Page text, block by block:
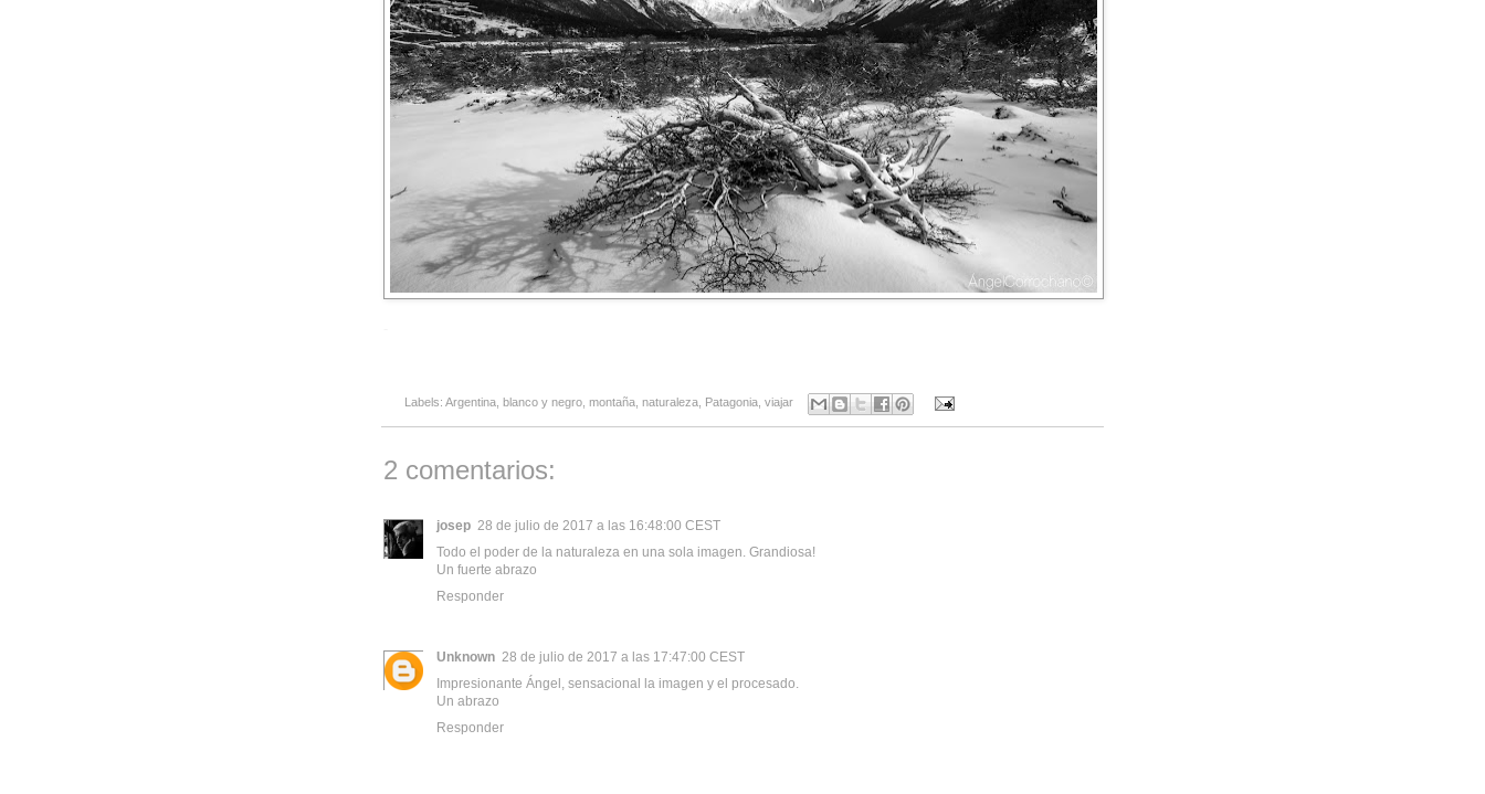
Labels: Argentina, blanco y negro, montaña, naturaleza, Patagonia, viajar
2 comentarios:
josep 28 de julio de 2017 a las 16:48:00 CEST
Todo el poder de la naturaleza en una sola imagen. Grandiosa!
Un fuerte abrazo
Responder
Unknown 28 de julio de 2017 a las 17:47:00 CEST
Impresionante Ángel, sensacional la imagen y el procesado.
Un abrazo
Responder